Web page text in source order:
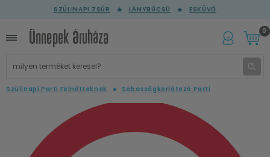
SZÜLINAPI ZSÚR LÁNYBÚCSÚ ESKÜVŐ
0
Szülinapi Parti Felnőtteknek Sebességkorlátozó Parti